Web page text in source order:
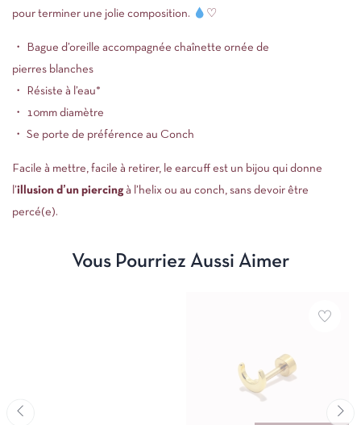
pour terminer une jolie composition.
♡
・ Bague d’oreille accompagnée chaînette ornée de
pierres blanches
・ Résiste à l’eau*
・ 10mm diamètre
・ Se porte de préférence au Conch
Facile à mettre, facile à retirer, le earcuff est un bijou qui donne
l’illusion d’un piercing à l’helix ou au conch, sans devoir être
percé(e).
Vous Pourriez Aussi Aimer